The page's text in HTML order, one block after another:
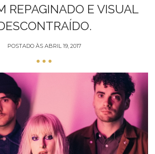
REPAGINADO E VISUAL
POSTADO ÀS ABRIL 19, 2017